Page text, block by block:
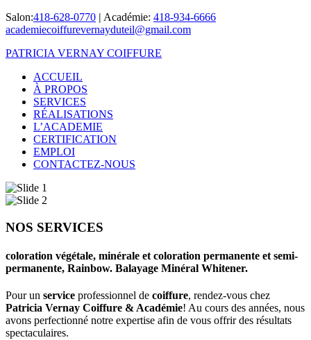
Salon:418-628-0770 | Académie: 418-934-6666
academiecoiffurevernayduteil@gmail.com
PATRICIA VERNAY COIFFURE
ACCUEIL
À PROPOS
SERVICES
RÉALISATIONS
L’ACADEMIE
CERTIFICATION
EMPLOI
CONTACTEZ-NOUS
NOS SERVICES
coloration végétale, minérale et coloration permanente et semi-
permanente, Rainbow. Balayage Minéral Whitener.
Pour un service professionnel de coiffure, rendez-vous chez
Patricia Vernay Coiffure & Académie! Au cours des années, nous
avons perfectionné notre expertise afin de vous offrir des résultats
spectaculaires.